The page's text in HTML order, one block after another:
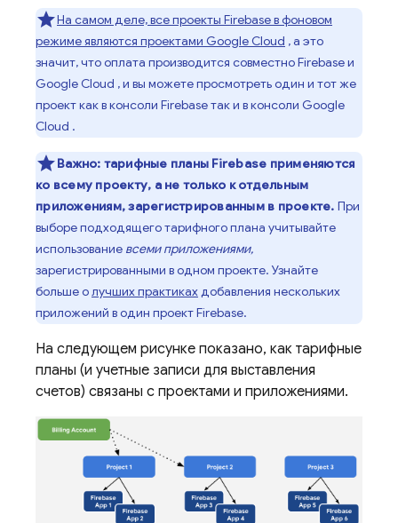
На самом деле, все проекты Firebase в фоновом
режиме являются проектами Google Cloud , а это
значит, что оплата производится совместно Firebase и
Google Cloud , и вы можете просмотреть один и тот же
проект как в консоли Firebaseтак и в консоли Google
Cloud .
Важно: тарифные планы Firebase применяются
ко всему проекту, а не только к отдельным
приложениям, зарегистрированным в проекте. При
выборе подходящего тарифного плана учитывайте
использование всеми приложениями,
зарегистрированными в одном проекте. Узнайте
больше олучших практикахдобавления нескольких
приложений в один проект Firebase.
На следующем рисунке показано, как тарифные
планы (и учетные записи для выставления
счетов) связаны с проектами и приложениями.